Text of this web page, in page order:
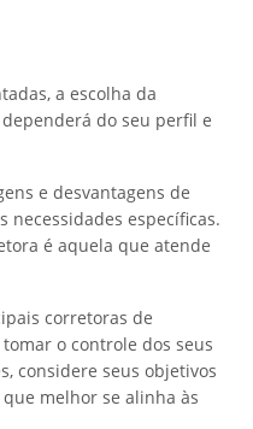
a escolha da
do seu perfil e
e desvantagens de
necessidades específicas.
é aquela que atende
corretoras de
o controle dos seus
considere seus objetivos
melhor se alinha às